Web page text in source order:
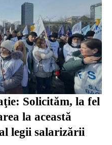
Solicităm, la fel
la această
legii salarizării